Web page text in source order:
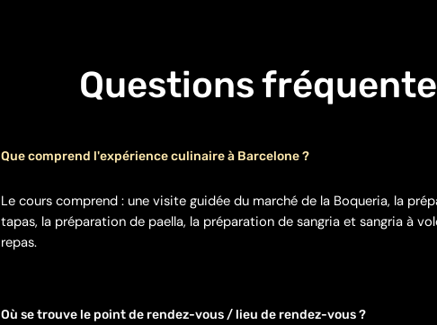
Questions
Que comprend l'expérience culinaire à Barcelone ?
Le cours comprend : une visite guidée du marché de la Boqueria, la
tapas, la préparation de paella, la préparation de sangria et sangria à
repas.
Où se trouve le point de rendez-vous / lieu de rendez-vous ?